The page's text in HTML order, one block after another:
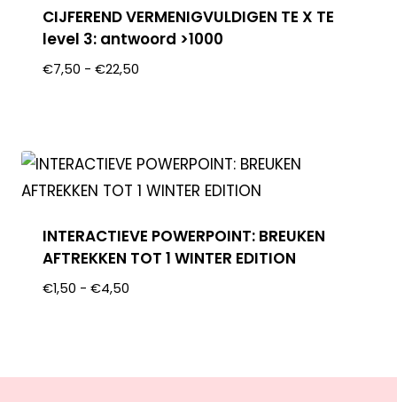
CIJFEREND VERMENIGVULDIGEN TE X TE
level 3: antwoord >1000
€7,50 - €22,50
INTERACTIEVE POWERPOINT: BREUKEN
AFTREKKEN TOT 1 WINTER EDITION
€1,50 - €4,50